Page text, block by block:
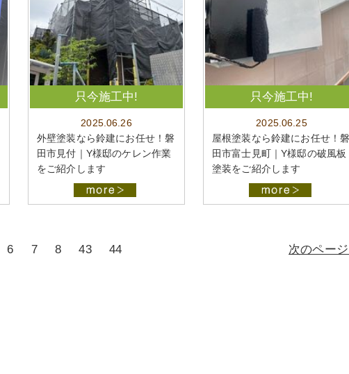
只今施工中!
2025.06.26
外壁塗装なら鈴建にお任せ！磐
田市見付｜Y様邸のケレン作業
をご紹介します
只今施工中!
2025.06.25
屋根塗装なら鈴建にお任せ！
田市富士見町｜Y様邸の破風板
塗装をご紹介します
6 7 8 43 44 次のペー